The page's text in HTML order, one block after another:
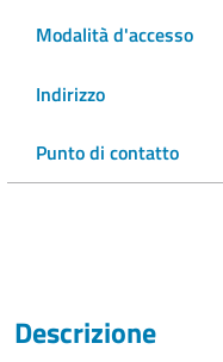
Modalità d'accesso
Indirizzo
Punto di contatto
Descrizione